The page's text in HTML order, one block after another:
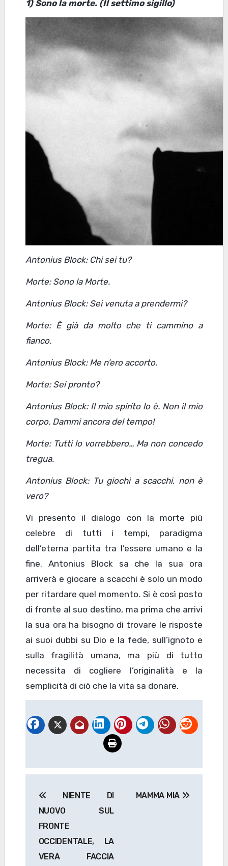
1) Sono la morte. (Il settimo sigillo)
Antonius Block: Chi sei tu?
Morte: Sono la Morte.
Antonius Block: Sei venuta a prendermi?
Morte: È già da molto che ti cammino a
fianco.
Antonius Block: Me n’ero accorto.
Morte: Sei pronto?
Antonius Block: Il mio spirito lo è. Non il mio
corpo. Dammi ancora del tempo!
Morte: Tutti lo vorrebbero… Ma non concedo
tregua.
Antonius Block: Tu giochi a scacchi, non è
vero?
Vi presento il dialogo con la morte più
celebre di tutti i tempi, paradigma
dell’eterna partita tra l’essere umano e la
fine. Antonius Block sa che la sua ora
arriverà e giocare a scacchi è solo un modo
per ritardare quel momento. Si è così posto
di fronte al suo destino, ma prima che arrivi
la sua ora ha bisogno di trovare le risposte
ai suoi dubbi su Dio e la fede, sull’ignoto e
sulla fragilità umana, ma più di tutto
necessita di cogliere l’originalità e la
semplicità di ciò che la vita sa donare.
articoli
NIENTE DI
NUOVO SUL
FRONTE
OCCIDENTALE, LA
VERA FACCIA
MAMMA MIA